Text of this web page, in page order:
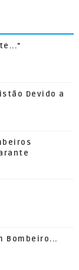
Devido a
Bombeiro...